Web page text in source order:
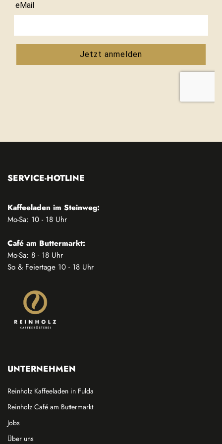
SERVICE-HOTLINE
Kaffeeladen im Steinweg:
Mo-Sa: 10 - 18 Uhr
Café am Buttermarkt:
Mo-Sa: 8 - 18 Uhr
So & Feiertage 10 - 18 Uhr
UNTERNEHMEN
Reinholz Kaffeeladen in Fulda
Reinholz Café am Buttermarkt
Jobs
Über uns